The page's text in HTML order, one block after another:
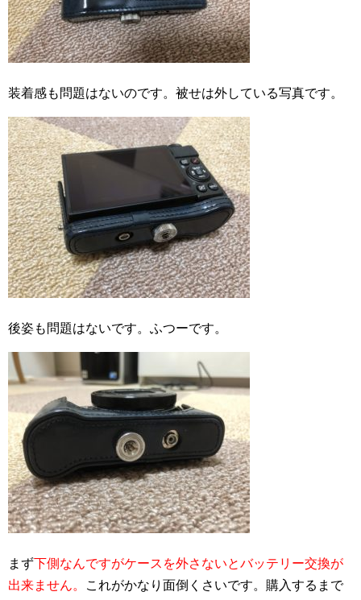
装着感も問題はないのです。被せは外している写真です。
後姿も問題はないです。ふつーです。
まず下側なんですがケースを外さないとバッテリー交換が
出来ません。
これがかなり面倒くさいです。購入するまで